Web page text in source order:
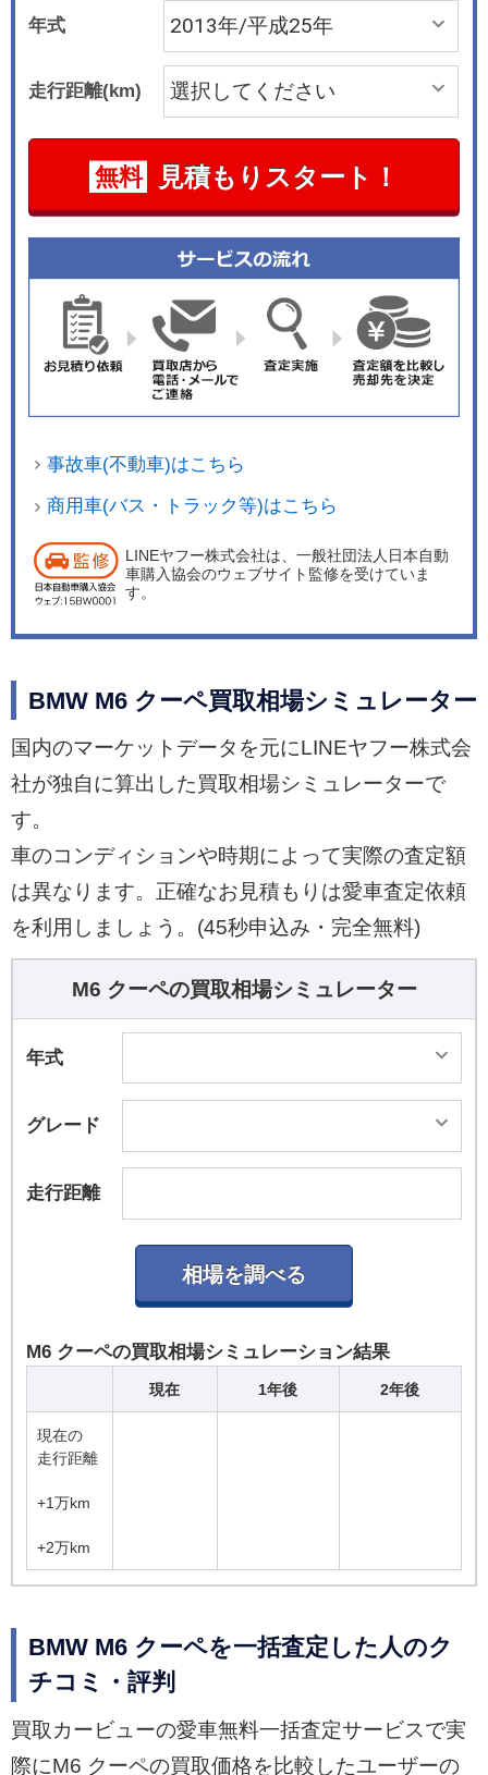
高精度直噴システムやバルブトロニックを組み合
わせ、412kW(560ps)/680Nmのパワー＆トルクを
発生しする。レスポンスに優れた7速のDCTとの
組み合わせだ。7000回転までほとんどストレスな
く吹き上がるMモデルならではの高回転型出力特
性を実現した。またスタート/ストップ機能やブレ
ーキ・エネルギー回生システムなど最新技術を盛
0％、最大トルクが30％の向上を実現すると同時
に、燃料消費率は30％以上も向上させている。足
回りにはアクティブMディファレンシャルや電子
制御式サスペンションが採用されている。2013年
8月27日には前方車両への衝突の回避・被害の軽
減を図る「衝突回避・被害軽減ブレーキ」など、
能を新た標準装備して発売した。
年式
走行距離(km)
無料 見積もりスタート！
事故車(不動車)はこちら
商用車(バス・トラック等)はこちら
LINEヤフー株式会社は、一般社団法人日本自動
車購入協会のウェブサイト監修を受けていま
す。
BMW M6 クーペ買取相場シミュレーター
国内のマーケットデータを元にLINEヤフー株式会
社が独自に算出した買取相場シミュレーターで
す。
車のコンディションや時期によって実際の査定額
は異なります。正確なお見積もりは愛車査定依頼
を利用しましょう。(45秒申込み・完全無料)
M6 クーペの買取相場シミュレーター
年式
グレード
走行距離
M6 クーペの買取相場シミュレーション結果
現在 1年後 2年後
現在の
走行距離
+1万km
+2万km
BMW M6 クーペを一括査定した人のク
チコミ・評判
買取カービューの愛車無料一括査定サービスで実
際にM6 クーペの買取価格を比較したユーザーの